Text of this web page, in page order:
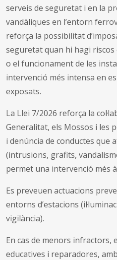
serveis de seguretat i en la
vandàliques en l’entorn
reforça la possibilitat
seguretat quan hi hagi
o el funcionament de les
intervenció més intensa en
exposats.
La Llei 7/2026 reforça la
Generalitat, els Mossos i les
i denúncia de conductes que
(intrusions, grafits,
permet una intervenció més
Es preveuen actuacions
entorns d’estacions
vigilància).
En cas de menors infractors,
educatives i reparadores,